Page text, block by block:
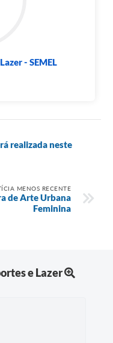
- SEMEL
realizada neste
MENOS RECENTE
de Arte Urbana
Feminina
e Lazer